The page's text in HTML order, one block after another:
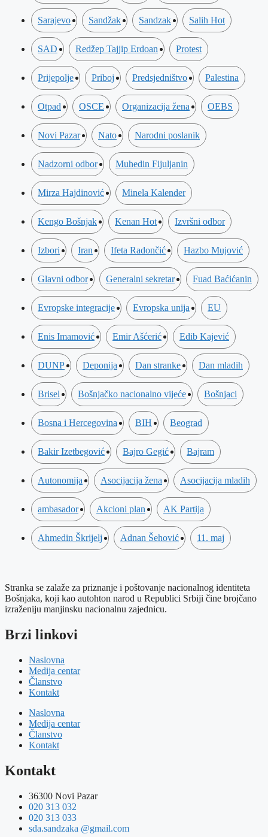
Sarajevo Sandžak Sandzak Salih Hot
SAD Redžep Tajjip Erdoan Protest
Prijepolje Priboj Predsjedništvo Palestina
Otpad OSCE Organizacija žena OEBS
Novi Pazar Nato Narodni poslanik
Nadzorni odbor Muhedin Fijuljanin
Mirza Hajdinović Minela Kalender
Kengo Bošnjak Kenan Hot Izvršni odbor
Izbori Iran Ifeta Radončić Hazbo Mujović
Glavni odbor Generalni sekretar Fuad Baćićanin
Evropske integracije Evropska unija EU
Enis Imamović Emir Ašćerić Edib Kajević
DUNP Deponija Dan stranke Dan mladih
Brisel Bošnjačko nacionalno vijeće Bošnjaci
Bosna i Hercegovina BIH Beograd
Bakir Izetbegović Bajro Gegić Bajram
Autonomija Asocijacija žena Asocijacija mladih
ambasador Akcioni plan AK Partija
Ahmedin Škrijelj Adnan Šehović 11. maj
Stranka se zalaže za priznanje i poštovanje nacionalnog identiteta
Bošnjaka, koji kao autohton narod u Republici Srbiji čine brojčano
izraženiju manjinsku nacionalnu zajednicu.
Brzi linkovi
Naslovna
Medija centar
Članstvo
Kontakt
Naslovna
Medija centar
Članstvo
Kontakt
Kontakt
36300 Novi Pazar
020 313 032
020 313 033
sda.sandzaka @gmail.com